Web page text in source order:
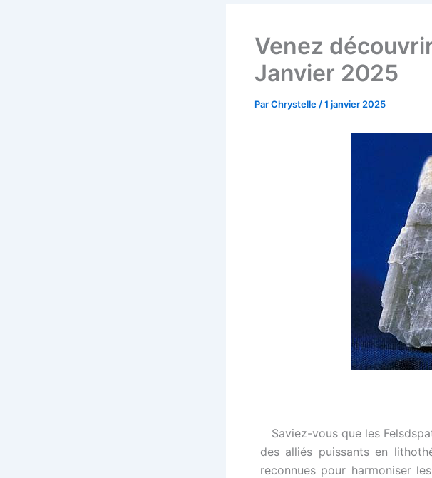
Venez
Janvier 2025
ParChrystelle /1 janvier 2025
Saviez-vous que les
des alliés puissants en
reconnues pour harmoniser